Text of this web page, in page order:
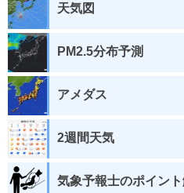
天気図
PM2.5分布予測
アメダス
2週間天気
気象予報士のポイン